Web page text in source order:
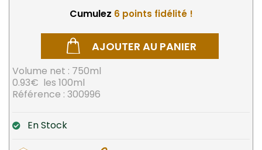
Cumulez 6 points fidélité !
AJOUTER AU PANIER
Volume net : 750ml
0.93€ les 100ml
Référence : 300996
En Stock